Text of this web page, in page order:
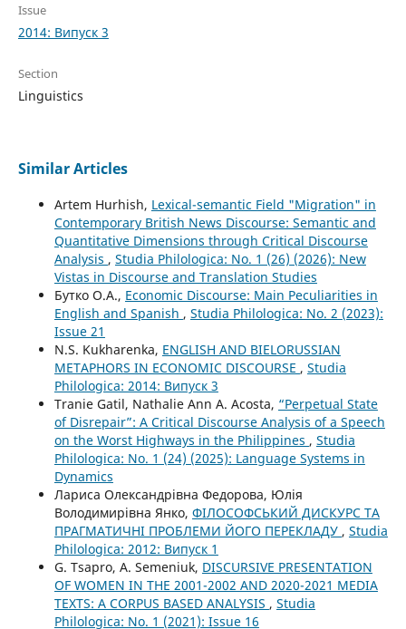
Issue
2014: Випуск 3
Section
Linguistics
Similar Articles
Artem Hurhish, Lexical-semantic Field "Migration" in
Contemporary British News Discourse: Semantic and
Quantitative Dimensions through Critical Discourse
Analysis , Studia Philologica: No. 1 (26) (2026): New
Vistas in Discourse and Translation Studies
Бутко О.А., Economic Discourse: Main Peculiarities in
English and Spanish , Studia Philologica: No. 2 (2023):
Issue 21
N.S. Kukharenka, ENGLISH AND BIELORUSSIAN
METAPHORS IN ECONOMIC DISCOURSE , Studia
Philologica: 2014: Випуск 3
Tranie Gatil, Nathalie Ann A. Acosta, “Perpetual State
of Disrepair”: A Critical Discourse Analysis of a Speech
on the Worst Highways in the Philippines , Studia
Philologica: No. 1 (24) (2025): Language Systems in
Dynamics
Лариса Олександрівна Федорова, Юлія
Володимирівна Янко, ФІЛОСОФСЬКИЙ ДИСКУРС ТА
ПРАГМАТИЧНІ ПРОБЛЕМИ ЙОГО ПЕРЕКЛАДУ , Studia
Philologica: 2012: Випуск 1
G. Tsapro, A. Semeniuk, DISCURSIVE PRESENTATION
OF WOMEN IN THE 2001-2002 AND 2020-2021 MEDIA
TEXTS: A CORPUS BASED ANALYSIS , Studia
Philologica: No. 1 (2021): Issue 16